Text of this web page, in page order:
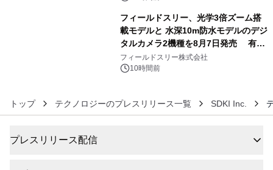
フィールドスリー、光学3倍ズーム搭
載モデルと 水深10m防水モデルのデジ
タルカメラ2機種を8月7日発売 有効
約1300万画素、用途別に選べるコンデ
ジ新登場
フィールドスリー株式会社
10時間前
トップ テクノロジーのプレスリリース一覧 SDKI Inc.
プレスリリース配信